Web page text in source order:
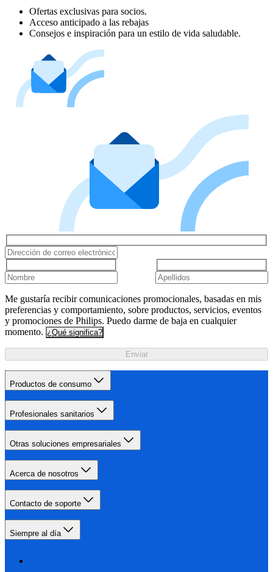
Ofertas exclusivas para socios.
Acceso anticipado a las rebajas
Consejos e inspiración para un estilo de vida saludable.
Me gustaría recibir comunicaciones promocionales, basadas en mis
preferencias y comportamiento, sobre productos, servicios, eventos
y promociones de Philips. Puedo darme de baja en cualquier
momento. ¿Qué significa?
Enviar
Productos de consumo
Profesionales sanitarios
Otras soluciones empresariales
Acerca de nosotros
Contacto de soporte
Siempre al día